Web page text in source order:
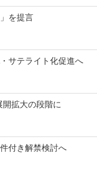
を提言
サテライト化促進へ
拡大の段階に
付き解禁検討へ